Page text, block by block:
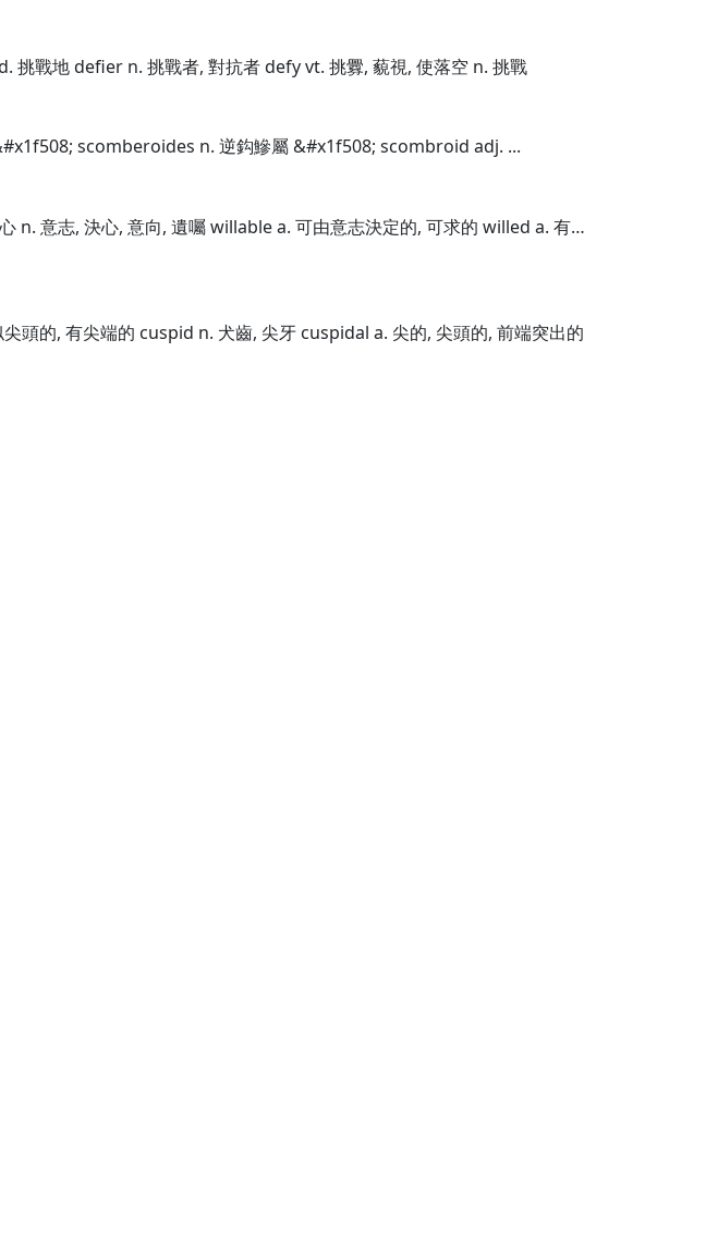
戰地 defier n. 挑戰者, 對抗者 defy vt. 挑釁, 藐視, 使落空 n. 挑戰
scomberoides n. 逆鈎鰺屬 &#x1f508; scombroid adj. ...
n. 意志, 決心, 意向, 遺囑 willable a. 可由意志決定的, 可求的 willed a. 有…
頭的, 有尖端的 cuspid n. 犬齒, 尖牙 cuspidal a. 尖的, 尖頭的, 前端突出的